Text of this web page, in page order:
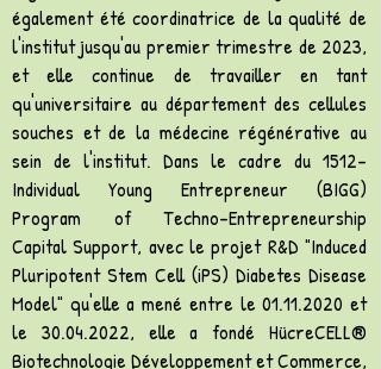
également été coordinatrice de la qualité de
l'institut jusqu'au premier trimestre de 2023,
et elle continue de travailler en tant
qu'universitaire au département des cellules
souches et de la médecine régénérative au
sein de l'institut. Dans le cadre du 1512-
Individual Young Entrepreneur (BIGG)
Program of Techno-Entrepreneurship
Capital Support, avec le projet R&D "Induced
Pluripotent Stem Cell (iPS) Diabetes Disease
Model" qu'elle a mené entre le01.11.2020 et
le 30.04.2022, elle a fondé HücreCELL®️
Biotechnologie Développement et Commerce,